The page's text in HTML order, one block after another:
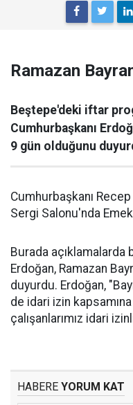
Ramazan
Beştepe'deki iftar
Cumhurbaşkanı
9 gün olduğunu
Cumhurbaşkanı
Sergi Salonu'nda
Burada açıklamalarda
Erdoğan, Ramazan
duyurdu. Erdoğan,
de idari izin
çalışanlarımız idari
HABERE YORUM KAT